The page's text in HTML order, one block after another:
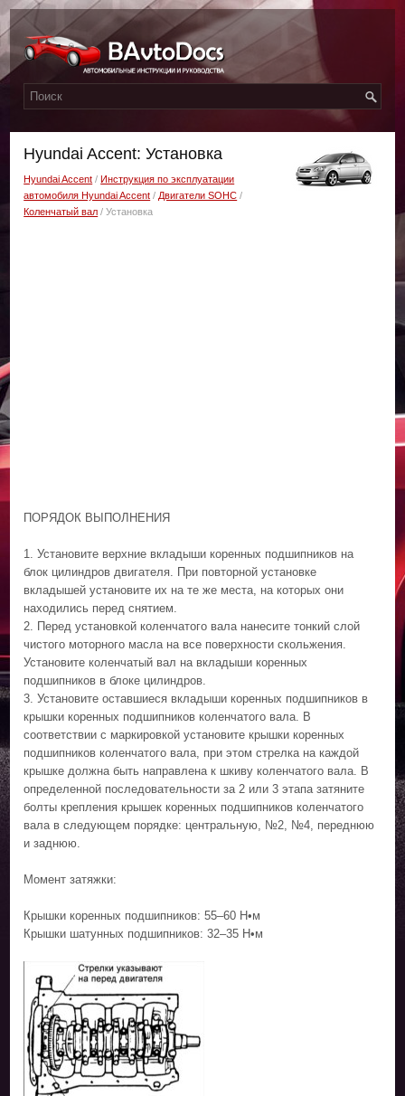
Hyundai Accent: Установка
Hyundai Accent /Инструкция по эксплуатации
автомобиля Hyundai Accent / Двигатели SOHC /
Коленчатый вал / Установка
ПОРЯДОК ВЫПОЛНЕНИЯ
1. Установите верхние вкладыши коренных подшипников на
блок цилиндров двигателя. При повторной установке
вкладышей установите их на те же места, на которых они
находились перед снятием.
2. Перед установкой коленчатого вала нанесите тонкий слой
чистого моторного масла на все поверхности скольжения.
Установите коленчатый вал на вкладыши коренных
подшипников в блоке цилиндров.
3. Установите оставшиеся вкладыши коренных подшипников в
крышки коренных подшипников коленчатого вала. В
соответствии с маркировкой установите крышки коренных
подшипников коленчатого вала, при этом стрелка на каждой
крышке должна быть направлена к шкиву коленчатого вала. В
определенной последовательности за 2 или 3 этапа затяните
болты крепления крышек коренных подшипников коленчатого
вала в следующем порядке: центральную, №2, №4, переднюю
и заднюю.
Момент затяжки:
Крышки коренных подшипников: 55–60 Н•м
Крышки шатунных подшипников: 32–35 Н•м